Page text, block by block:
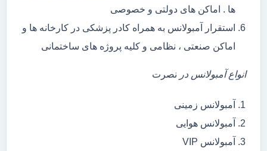
ها . اماکن های دولتی و خصوصی
استقرار آمبولانس به همراه کادر پزشکی در کارخانه ها و
اماکن صنعتی ، نظامی و کلیه پروژه های ساختمانی
انواع آمبولانس در نصرت
آمبولانس زمینی
آمبولانس هوایی
آمبولانس VIP